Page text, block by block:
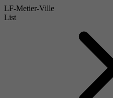
LF-Metier-Ville
List